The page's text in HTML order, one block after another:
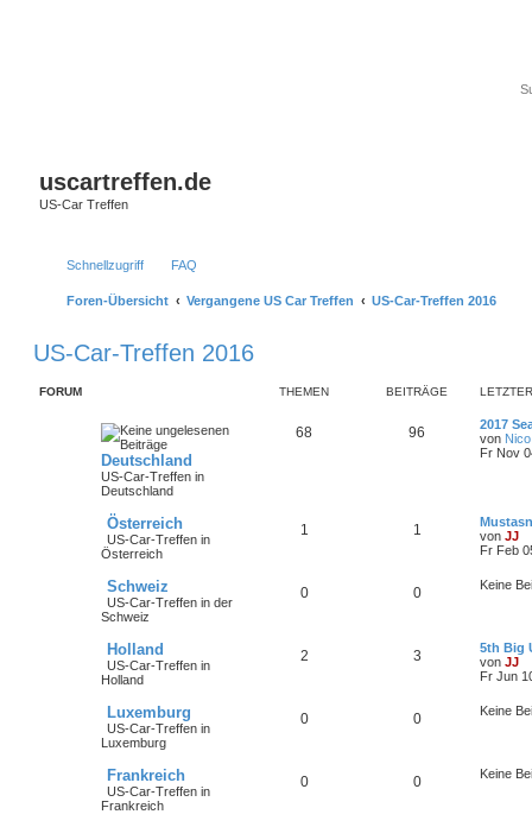
uscartreffen.de
US-Car Treffen
Schnellzugriff FAQ
Foren-Übersicht Vergangene US Car Treffen US-Car-Treffen 2016
US-Car-Treffen 2016
FORUM THEMEN BEITRÄGE
Deutschland
US-Car-Treffen in
Deutschland
68 96
2017
von Nico
Fr Nov
Österreich
US-Car-Treffen in
Österreich
1 1
von JJ
Fr Feb
Schweiz
US-Car-Treffen in der
Schweiz
0 0 Keine
Holland
US-Car-Treffen in
Holland
2 3
5th Big
von JJ
Fr Jun
Luxemburg
US-Car-Treffen in
Luxemburg
0 0 Keine
Frankreich
US-Car-Treffen in
Frankreich
0 0 Keine